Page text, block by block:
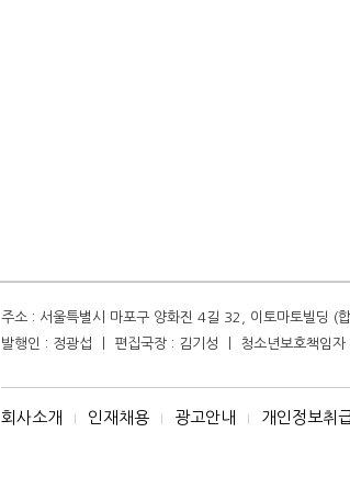
주소 : 서울특별시 마포구 양화진 4길 32, 이토마토빌딩
발행인 : 정광섭 ㅣ 편집국장 : 김기성 ㅣ 청소년보호책
회사소개 I 인재채용 I 광고안내 I 개인정보취